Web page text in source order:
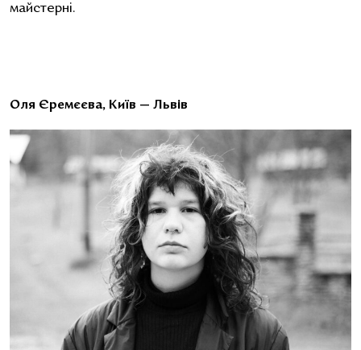
майстерні.
Оля Єремєєва, Київ — Львів